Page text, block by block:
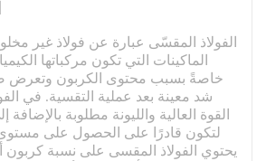
الفولاذ المقسّى عبارة عن فولاذ غير
الماكينات التي تكون مركباتها
خاصةً بسبب محتوى الكربون وتعرض
شد معينة بعد عملية التقسية. في
القوة العالية والليونة مطلوبة
لتكون قادرًا على الحصول على
يحتوي الفولاذ المقسى على نسبة كربون